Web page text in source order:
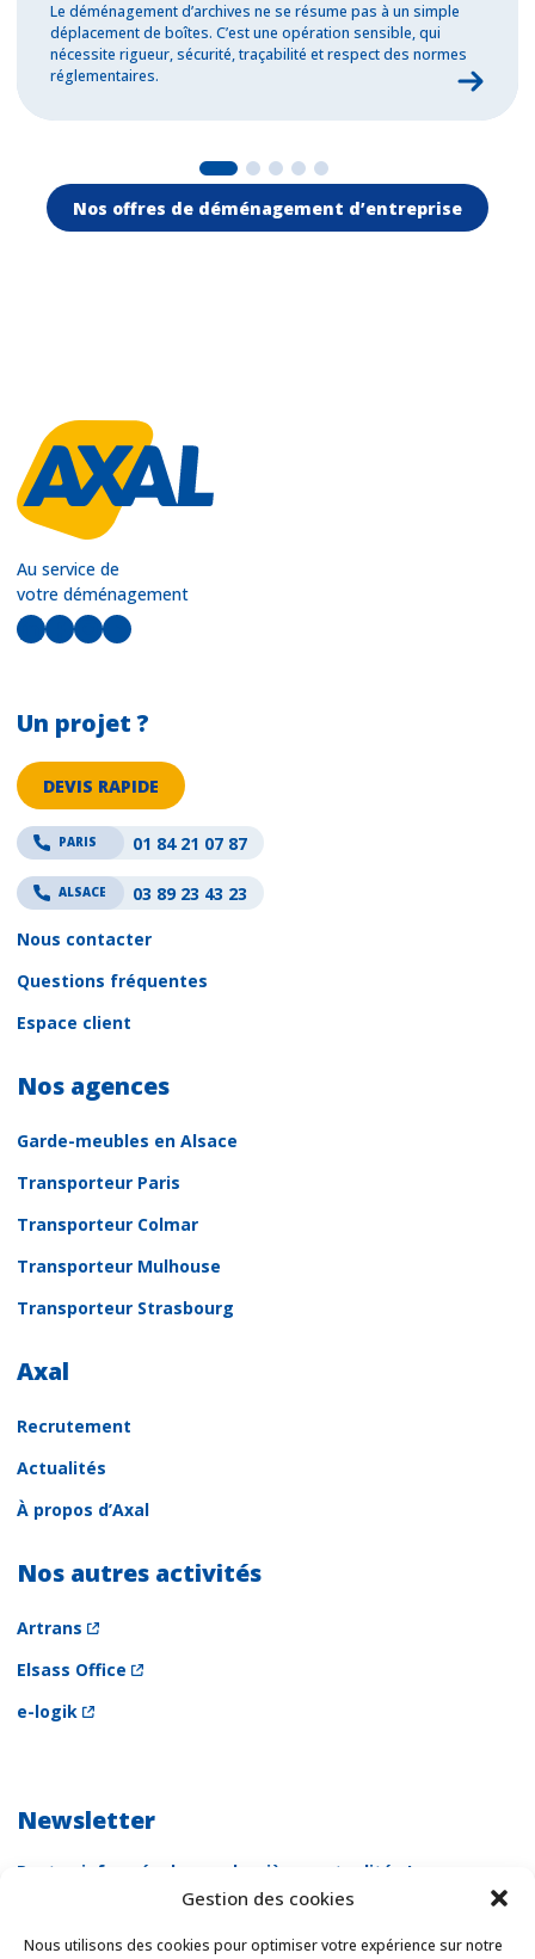
Gestion des cookies
Nous utilisons des cookies pour optimiser votre expérience sur notre
Le déménagement d’archives ne se résume pas à un simple
déplacement de boîtes. C’est une opération sensible, qui
nécessite rigueur, sécurité, traçabilité et respect des normes
réglementaires.
Nos offres de déménagement d’entreprise
Au service de
votre déménagement
LinkedIn
Facebook
Instagram
YouTube
Un projet ?
DEVIS RAPIDE
PARIS 01 84 21 07 87
ALSACE 03 89 23 43 23
Nous contacter
Questions fréquentes
Espace client
Nos agences
Garde-meubles en Alsace
Transporteur Paris
Transporteur Colmar
Transporteur Mulhouse
Transporteur Strasbourg
Axal
Recrutement
Actualités
À propos d’Axal
Nos autres activités
Artrans
Elsass Office
e-logik
Newsletter
Restez informés de nos dernières actualités !
Newsletter
Email *